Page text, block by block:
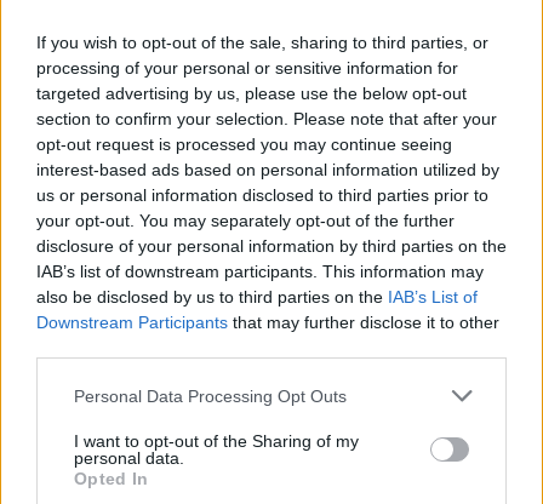
If you wish to opt-out of the sale, sharing to third parties, or
processing of your personal or sensitive information for
targeted advertising by us, please use the below opt-out
section to confirm your selection. Please note that after your
opt-out request is processed you may continue seeing
interest-based ads based on personal information utilized by
us or personal information disclosed to third parties prior to
your opt-out. You may separately opt-out of the further
disclosure of your personal information by third parties on the
IAB’s list of downstream participants. This information may
also be disclosed by us to third parties on the IAB’s List of
Downstream Participants that may further disclose it to other
Please note that this website/app uses one or more Google
not limited to your visit or usage behaviour. You may click to
grant or deny consent to Google and its third-party tags to
use your data for below specified purposes in below Google
Personal Data Processing Opt Outs
I want to opt-out of the Sharing of my
personal data.
Opted In
Δεν υπάρχει καμία αξιολόγηση ακόμη.
Κάνετε την πρώτη αξιολόγηση για το προϊόν: “ΣΥΓΓΡΑΦΙΚΗ
ΣΚΥΤΑΛΟΔΡΟΜΙΑ”
Η ηλ. διεύθυνση σας δεν δημοσιεύεται. Τα υποχρεωτικά πεδία
σημειώνονται με*
Η βαθμολογία σας *
Η αξιολόγησή σας*